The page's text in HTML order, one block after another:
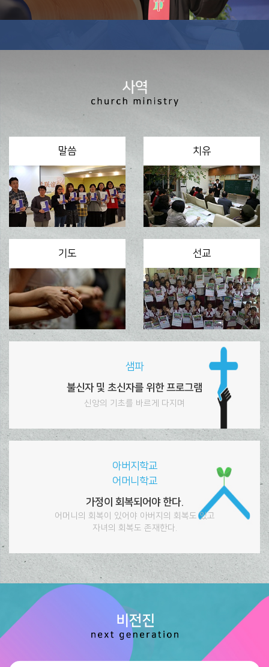
말씀 치유
기도 선교
샘파
불신자 및 초신자를 위한 프로그램
신앙의 기초를 바르게 다지며
아버지학교
어머니학교
가정이 회복되어야 한다.
어머니의 회복이 있어야 아버지의 회복도 있고
자녀의 회복도 존재한다.